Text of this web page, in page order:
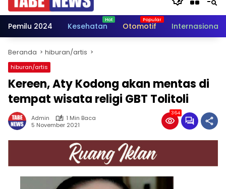
Pemilu 2024 Kesehatan Otomotif Internasional
Beranda hiburan/artis
hiburan/artis
Kereen, Aty Kodong akan mentas di
tempat wisata religi GBT Tolitoli
Admin
1 Min Baca
5 November 2021
364